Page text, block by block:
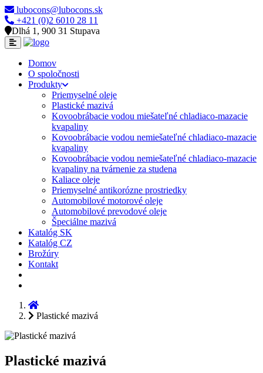
lubocons@lubocons.sk
+421 (0)2 6010 28 11
Dlhá 1, 900 31 Stupava
Domov
O spoločnosti
Produkty
Priemyselné oleje
Plastické mazivá
Kovoobrábacie vodou miešateľné chladiaco-mazacie
kvapaliny
Kovoobrábacie vodou nemiešateľné chladiaco-mazacie
kvapaliny
Kovoobrábacie vodou nemiešateľné chladiaco-mazacie
kvapaliny na tvárnenie za studena
Kaliace oleje
Priemyselné antikorózne prostriedky
Automobilové motorové oleje
Automobilové prevodové oleje
Špeciálne mazivá
Katalóg SK
Katalóg CZ
Brožúry
Kontakt
Plastické mazivá
Plastické mazivá